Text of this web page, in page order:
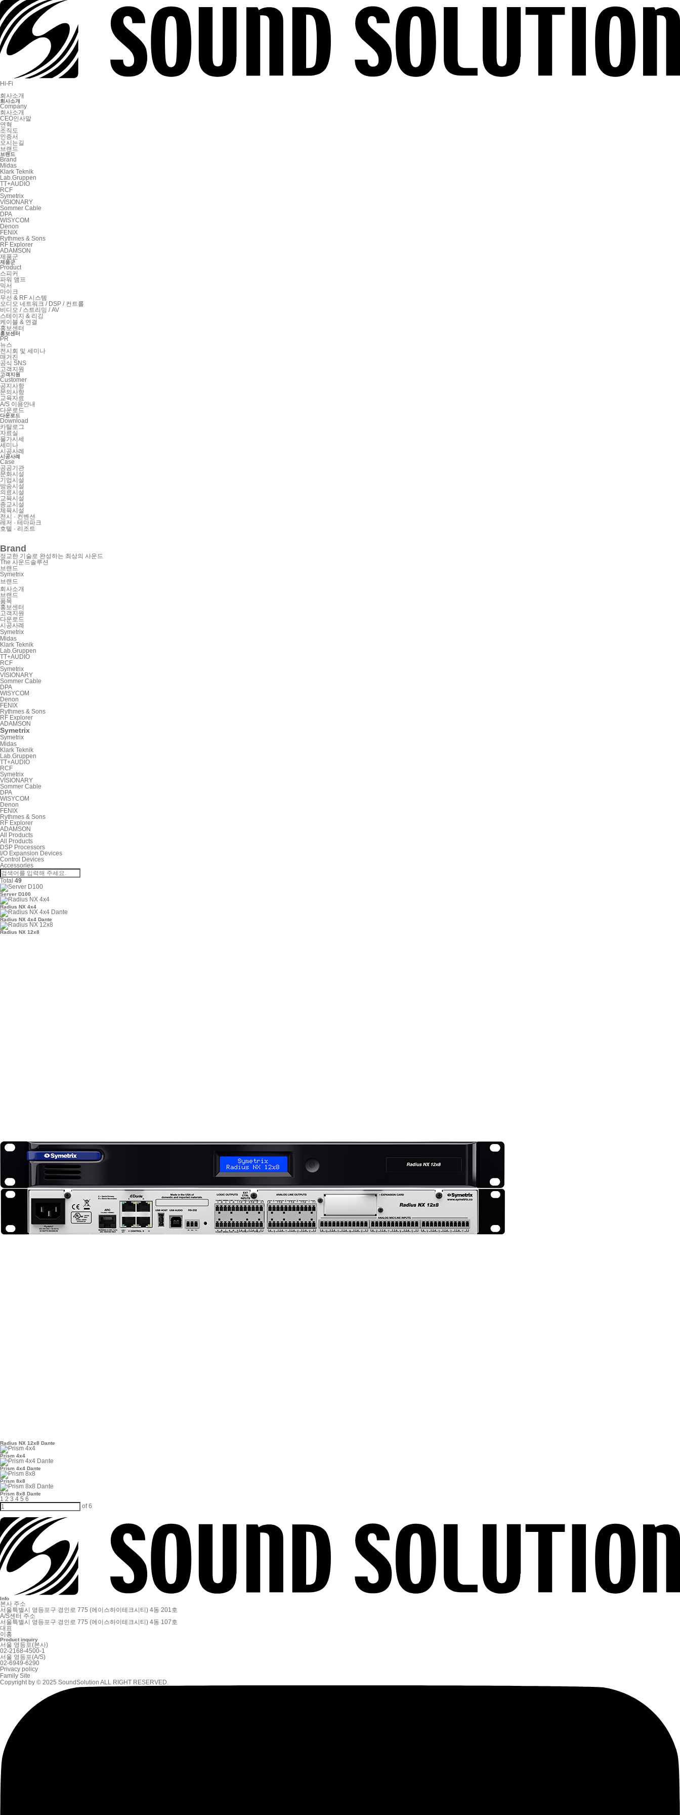
Hi-Fi
회사소개
회사소개
Company
회사소개
CEO인사말
연혁
조직도
인증서
오시는길
브랜드
브랜드
Brand
Midas
Klark Teknik
Lab.Gruppen
TT+AUDIO
RCF
Symetrix
VISIONARY
Sommer Cable
DPA
WISYCOM
Denon
FENIX
Rythmes & Sons
RF Explorer
ADAMSON
제품군
제품군
Product
스피커
파워 앰프
믹서
마이크
무선 & RF 시스템
오디오 네트워크 / DSP / 컨트롤
비디오 / 스트리밍 / AV
스테이지 & 리깅
케이블 & 연결
홍보센터
홍보센터
PR
뉴스
전시회 및 세미나
매거진
공식 SNS
고객지원
고객지원
Customer
공지사항
문의사항
교육자료
A/S 이용안내
다운로드
다운로드
Download
카탈로그
자료실
물가시세
세미나
시공사례
시공사례
Case
공공기관
문화시설
기업시설
방송시설
의료시설
교육시설
종교시설
체육시설
전시 · 컨벤션
레저 · 테마파크
호텔 · 리조트
Brand
정교한 기술로 완성하는 최상의 사운드
The 사운드솔루션
브랜드
Symetrix
브랜드
회사소개
브랜드
품목
홍보센터
고객지원
다운로드
시공사례
Symetrix
Midas
Klark Teknik
Lab.Gruppen
TT+AUDIO
RCF
Symetrix
VISIONARY
Sommer Cable
DPA
WISYCOM
Denon
FENIX
Rythmes & Sons
RF Explorer
ADAMSON
Symetrix
Symetrix
Midas
Klark Teknik
Lab.Gruppen
TT+AUDIO
RCF
Symetrix
VISIONARY
Sommer Cable
DPA
WISYCOM
Denon
FENIX
Rythmes & Sons
RF Explorer
ADAMSON
All Products
All Products
DSP Processors
I/O Expansion Devices
Control Devices
Accessories
Total 49
Server D100
Radius NX 4x4
Radius NX 4x4 Dante
Radius NX 12x8
Radius NX 12x8 Dante
Prism 4x4
Prism 4x4 Dante
Prism 8x8
Prism 8x8 Dante
1 2 3 4 5 6
of 6
Info
본사 주소
서울특별시 영등포구 경인로 775 (에이스하이테크시티) 4동 201호
A/S센터 주소
서울특별시 영등포구 경인로 775 (에이스하이테크시티) 4동 107호
대표
이홍
Product inquiry
서울 영등포(본사)
02-2168-4500-1
서울 영등포(A/S)
02-6949-6290
Privacy policy
Family Site
Copyright by © 2025 SoundSolution ALL RIGHT RESERVED.